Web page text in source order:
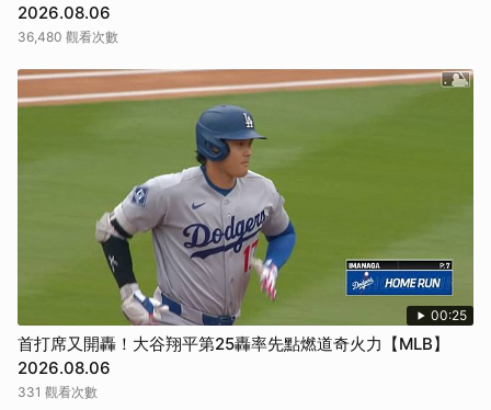
2026.08.06
36,480 觀看次數
00:25
首打席又開轟！大谷翔平第25轟率先點燃道奇火力【MLB】
2026.08.06
331 觀看次數